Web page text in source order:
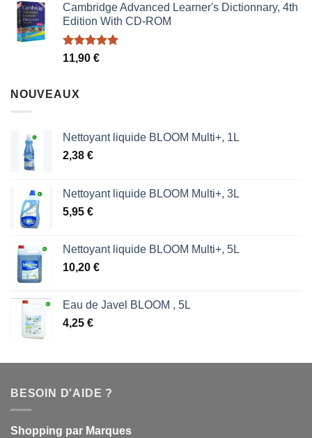
initial
était :
1,87 €.
actuel
est :
Cambridge Advanced Learner's Dictionnary, 4th
Edition With CD-ROM
Note5.00
11,90 €
NOUVEAUX
Nettoyant liquide BLOOM Multi+, 1L
2,38 €
Nettoyant liquide BLOOM Multi+, 3L
5,95 €
Nettoyant liquide BLOOM Multi+, 5L
10,20 €
Eau de Javel BLOOM , 5L
4,25 €
BESOIN D'AIDE ?
Shopping par Marques